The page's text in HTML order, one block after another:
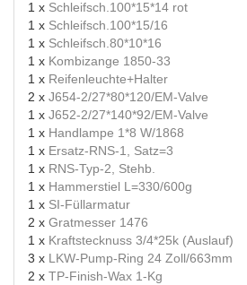
1 x Schleifsch.100*15*14 rot
1 x Schleifsch.100*15/16
1 x Schleifsch.80*10*16
1 x Kombizange 1850-33
1 x Reifenleuchte+Halter
2 x J654-2/27*80*120/EM-Valve
1 x J652-2/27*140*92/EM-Valve
1 x Handlampe 1*8 W/1868
1 x Ersatz-RNS-1, Satz=3
1 x RNS-Typ-2, Stehb.
1 x Hammerstiel L=330/600g
1 x SI-Füllarmatur
2 x Gratmesser 1476
1 x Kraftstecknuss 3/4*25k (Auslauf)
3 x LKW-Pump-Ring 24 Zoll/663mm
2 x TP-Finish-Wax 1-Kg